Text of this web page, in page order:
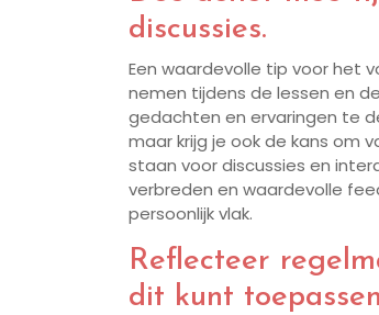
discussies.
Een waardevolle tip voor het
nemen tijdens de lessen en
gedachten en ervaringen te
maar krijg je ook de kans om
staan voor discussies en
verbreden en waardevolle
persoonlijk vlak.
Reflecteer
dit kunt